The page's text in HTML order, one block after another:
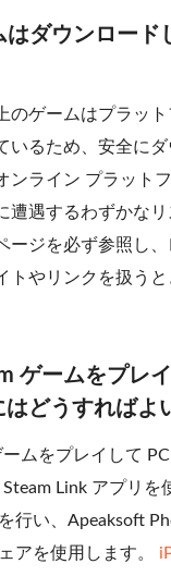
はダウンロード
のゲームはプラッ
いるため、安全にダ
ンライン プラット
遭遇するわずかな
ージを必ず参照し
トやリンクを扱う
ゲームをプレ
どうすればよ
ムをプレイして
Link アプリを
行い、Apeaksoft
アを使用します。